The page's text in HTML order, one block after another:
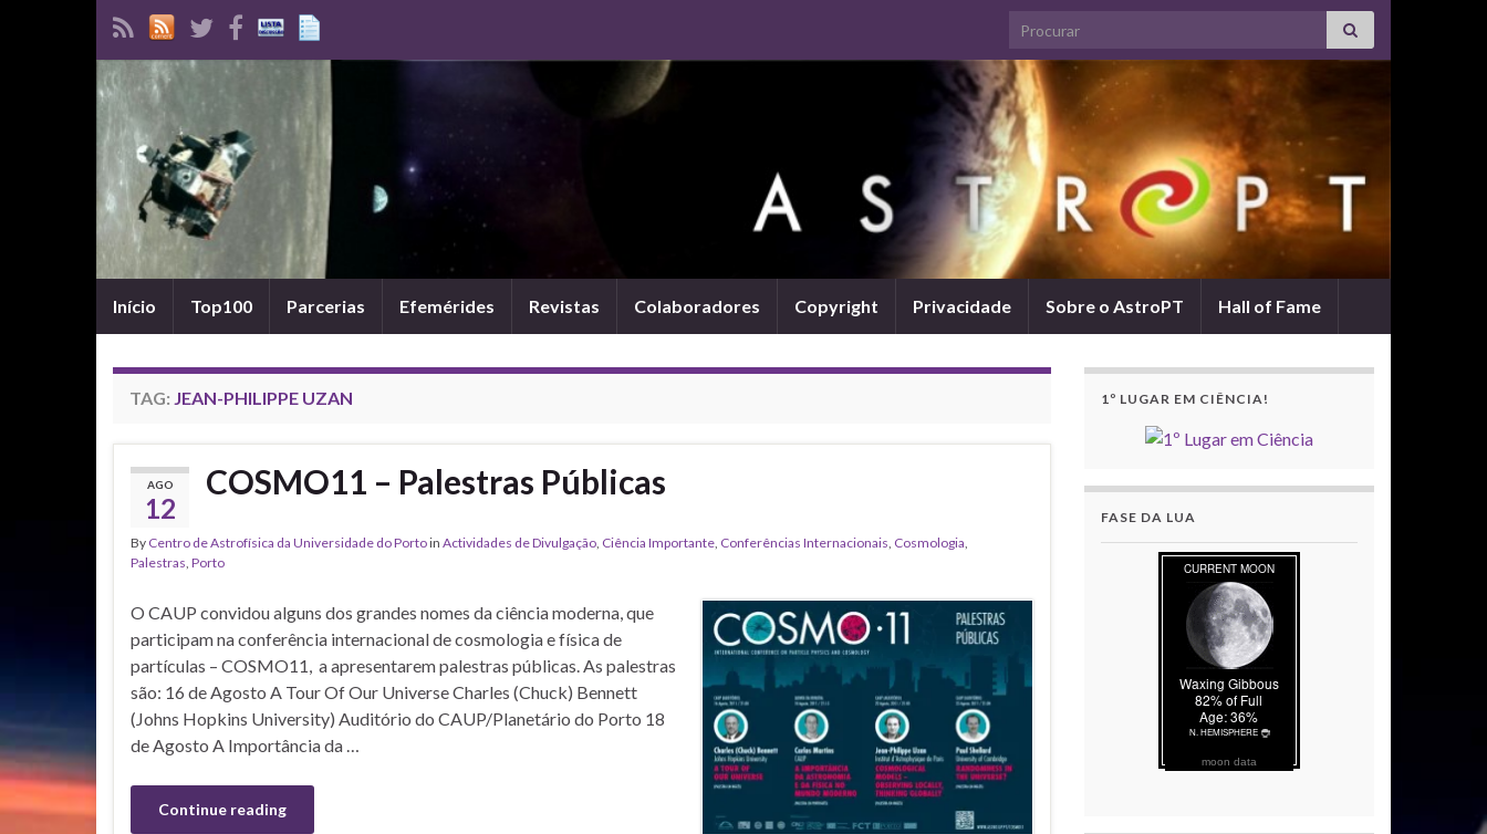
Search for:
Início Top100 Parcerias Efemérides Revistas Colaboradores Copyright Privacidade Sobre o AstroPT Hall of Fame
TAG: JEAN-PHILIPPE UZAN
AGO
12
COSMO11 – Palestras Públicas
By Centro de Astrofísica da Universidade do Portoin Actividades de Divulgação, Ciência Importante, Conferências Internacionais, Cosmologia,
Palestras, Porto
O CAUP convidou alguns dos grandes nomes da ciência moderna, que
participam na conferência internacional de cosmologia e física de
partículas – COSMO11, a apresentarem palestras públicas. As palestras
são: 16 de Agosto A Tour Of Our Universe Charles (Chuck) Bennett
(Johns Hopkins University) Auditório do CAUP/Planetário do Porto 18
de Agosto A Importância da …
Continue reading
1º LUGAR EM CIÊNCIA!
FASE DA LUA
moon data